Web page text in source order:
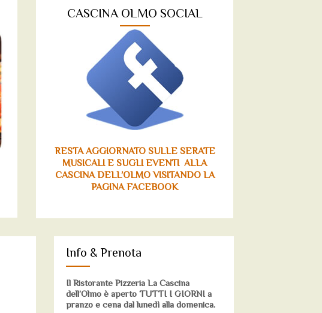
CASCINA OLMO SOCIAL
RESTA AGGIORNATO SULLE SERATE
MUSICALI E SUGLI EVENTI ALLA
CASCINA DELL’OLMO VISITANDO LA
PAGINA FACEBOOK
Info & Prenota
Il Ristorante Pizzeria La Cascina
dell’Olmo è aperto TUTTI I GIORNI a
pranzo e cena dal lunedì alla domenica.